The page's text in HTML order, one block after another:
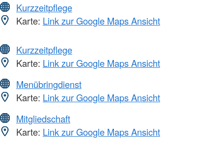
Kurzzeitpflege
Karte: Link zur Google Maps Ansicht
Kurzzeitpflege
Karte: Link zur Google Maps Ansicht
Menübringdienst
Karte: Link zur Google Maps Ansicht
Mitgliedschaft
Karte: Link zur Google Maps Ansicht